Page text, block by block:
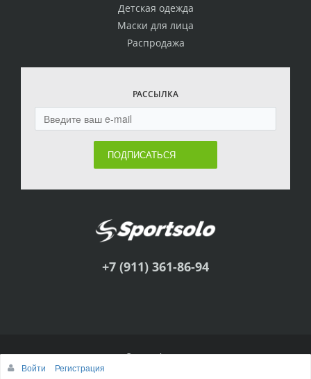
Детская одежда
Маски для лица
Распродажа
РАССЫЛКА
ПОДПИСАТЬСЯ
+7 (911) 361-86-94
© Sportsolo, 2011
Войти
Регистрация